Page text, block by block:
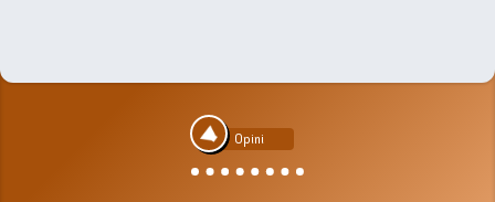
Opini